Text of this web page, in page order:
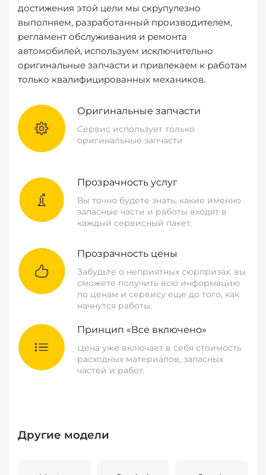
достижения этой цели мы скрупулезно
выполняем, разработанный производителем,
регламент обслуживания и ремонта
автомобилей, используем исключительно
оригинальные запчасти и привлекаем к работам
только квалифицированных механиков.
Оригинальные запчасти
Сервис использует только
оригинальные запчасти
Прозрачность услуг
Вы точно будете знать, какие именно
запасные части и работы входят в
каждый сервисный пакет.
Прозрачность цены
Забудьте о неприятных сюрпризах: вы
сможете получить всю информацию
по ценам и сервису еще до того, как
начнутся работы.
Принцип «Все включено»
Цена уже включает в себя стоимость
расходных материалов, запасных
частей и работ.
Другие модели